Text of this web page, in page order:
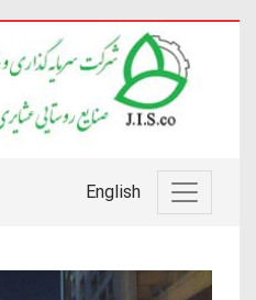
English